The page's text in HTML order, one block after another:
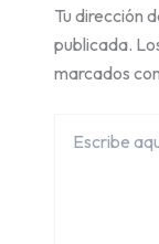
Tu dirección
publicada.
marcados con
aquí...